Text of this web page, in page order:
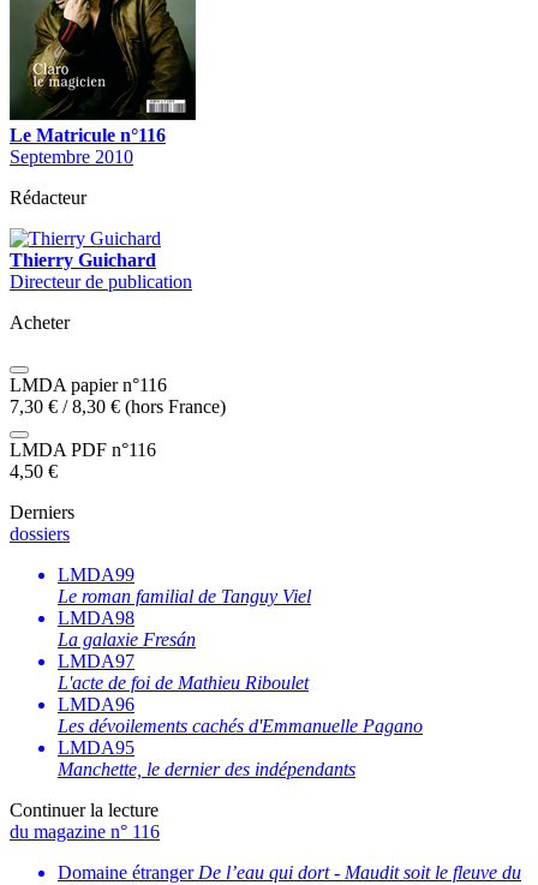
Le Matricule n°116
Septembre 2010
Rédacteur
Thierry Guichard
Directeur de publication
Acheter
LMDA papier n°116
7,30 € /8,30 € (hors France)
LMDA PDF n°116
4,50 €
Derniers
dossiers
LMDA99
Le roman familial de Tanguy Viel
LMDA98
La galaxie Fresán
LMDA97
L'acte de foi de Mathieu Riboulet
LMDA96
Les dévoilements cachés d'Emmanuelle Pagano
LMDA95
Manchette, le dernier des indépendants
Continuer la lecture
du magazine n° 116
Domaine étranger De l’eau qui dort - Maudit soit le fleuve du